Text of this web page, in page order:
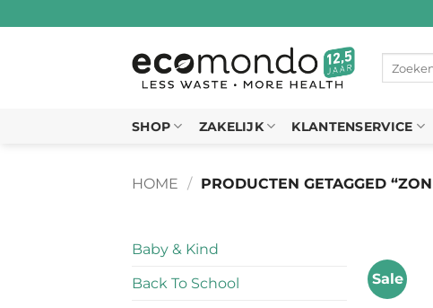
Zoeken
SHOP ZAKELIJK KLANTENSERVICE
HOME / PRODUCTEN GETAGGED
Baby & Kind
Back To School
Sale